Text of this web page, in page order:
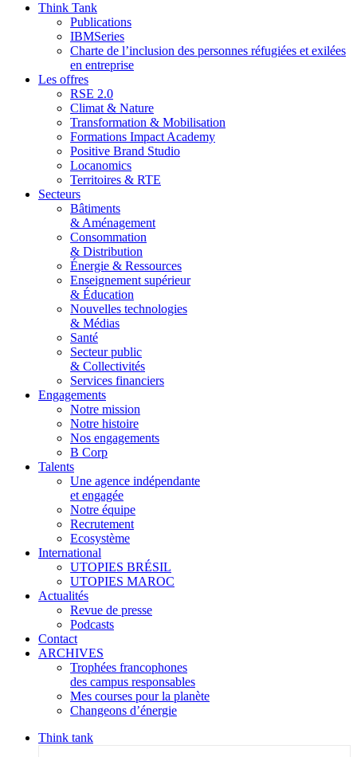
Think Tank
Publications
IBMSeries
Charte de l’inclusion des personnes réfugiées et exilées
en entreprise
Les offres
RSE 2.0
Climat & Nature
Transformation & Mobilisation
Formations Impact Academy
Positive Brand Studio
Locanomics
Territoires & RTE
Secteurs
Bâtiments
& Aménagement
Consommation
& Distribution
Énergie & Ressources
Enseignement supérieur
& Éducation
Nouvelles technologies
& Médias
Santé
Secteur public
& Collectivités
Services financiers
Engagements
Notre mission
Notre histoire
Nos engagements
B Corp
Talents
Une agence indépendante
et engagée
Notre équipe
Recrutement
Ecosystème
International
UTOPIES BRÉSIL
UTOPIES MAROC
Actualités
Revue de presse
Podcasts
Contact
ARCHIVES
Trophées francophones
des campus responsables
Mes courses pour la planète
Changeons d’énergie
Think tank